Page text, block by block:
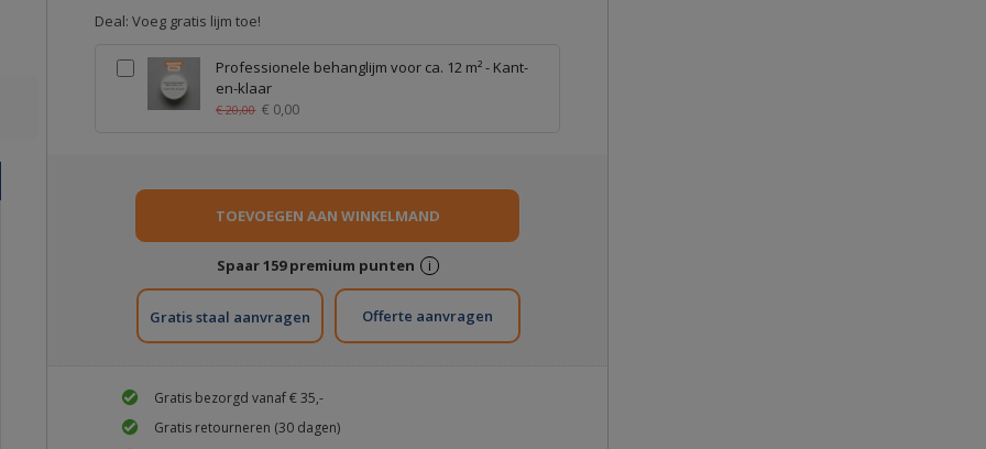
Deal: Voeg gratis lijm toe!
Professionele behanglijm voor ca. 12 m² - Kant-
en-klaar
€ 20,00 € 0,00
Spaar159premium punten i
Gratis staal aanvragen
Gratis bezorgd vanaf € 35,-
Gratis retourneren (30 dagen)